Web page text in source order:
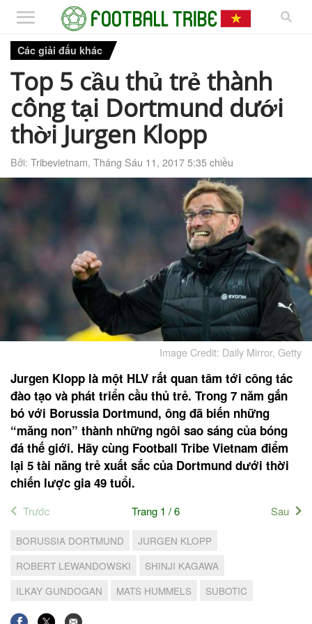
Các giải đấu khác
Top 5 cầu thủ trẻ thành
công tại Dortmund dưới
thời Jurgen Klopp
Bởi: Tribevietnam, Tháng Sáu 11, 2017 5:35 chiều
Image Credit: Daily Mirror, Getty
Jurgen Klopp là một HLV rất quan tâm tới công tác
đào tạo và phát triển cầu thủ trẻ. Trong 7 năm gắn
bó với Borussia Dortmund, ông đã biến những
“măng non” thành những ngôi sao sáng của bóng
đá thế giới. Hãy cùng Football Tribe Vietnam điểm
lại 5 tài năng trẻ xuất sắc của Dortmund dưới thời
chiến lược gia 49 tuổi.
Trước Trang 1 / 6 Sau
BORUSSIA DORTMUND
JURGEN KLOPP
ROBERT LEWANDOWSKI
SHINJI KAGAWA
ILKAY GUNDOGAN
MATS HUMMELS SUBOTIC